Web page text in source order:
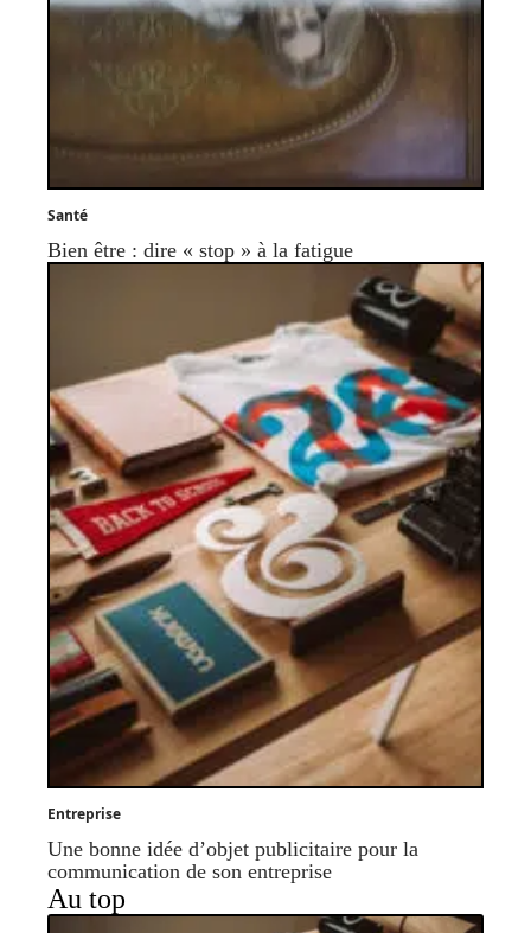
Santé
Bien être : dire « stop » à la fatigue
Entreprise
Une bonne idée d’objet publicitaire pour la
communication de son entreprise
Au top